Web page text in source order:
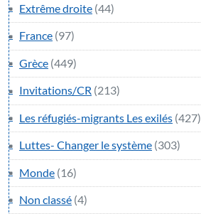
Extrême droite (44)
France (97)
Grèce (449)
Invitations/CR (213)
Les réfugiés-migrants Les exilés (427)
Luttes- Changer le système (303)
Monde (16)
Non classé (4)